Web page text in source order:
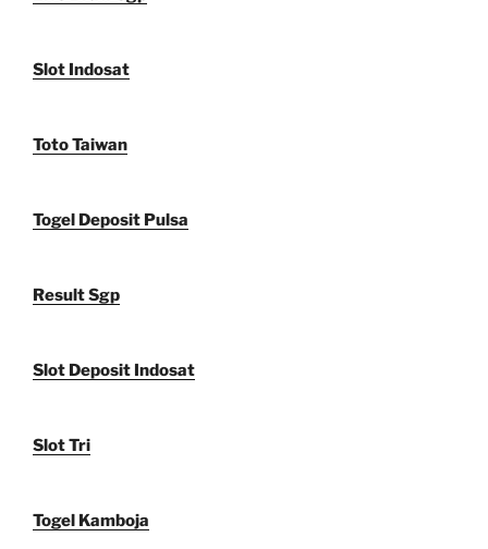
Slot Indosat
Toto Taiwan
Togel Deposit Pulsa
Result Sgp
Slot Deposit Indosat
Slot Tri
Togel Kamboja